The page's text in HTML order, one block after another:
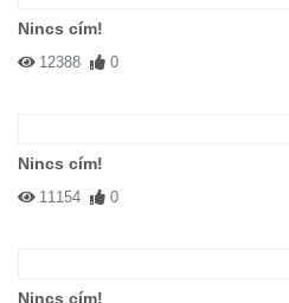
Nincs cím!
12388 0
Nincs cím!
11154 0
Nincs cím!